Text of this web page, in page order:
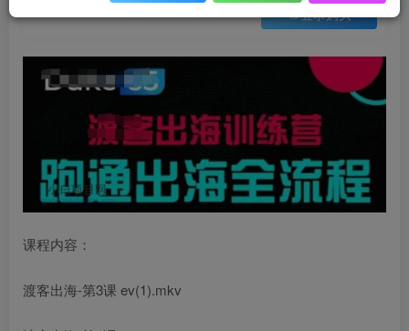
登录购买
课程内容：
渡客出海-第3课 ev(1).mkv